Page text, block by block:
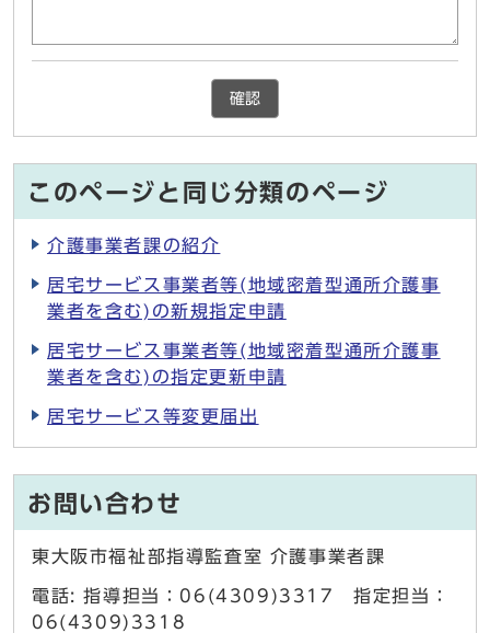
確認
このページと同じ分類のページ
介護事業者課の紹介
居宅サービス事業者等(地域密着型通所介護事
業者を含む)の新規指定申請
居宅サービス事業者等(地域密着型通所介護事
業者を含む)の指定更新申請
居宅サービス等変更届出
お問い合わせ
東大阪市福祉部指導監査室 介護事業者課
電話: 指導担当：06(4309)3317 指定担当：
06(4309)3318